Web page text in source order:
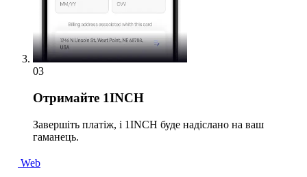
03
Отримайте 1INCH
Завершіть платіж, і 1INCH буде надіслано на ваш
гаманець.
Web